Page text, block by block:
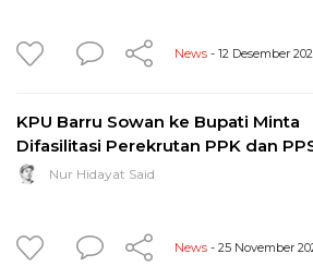
News - 12 Desember
KPU Barru Sowan ke Bupati Minta
Difasilitasi Perekrutan PPK dan
Nur Hidayat Said
News - 25 November